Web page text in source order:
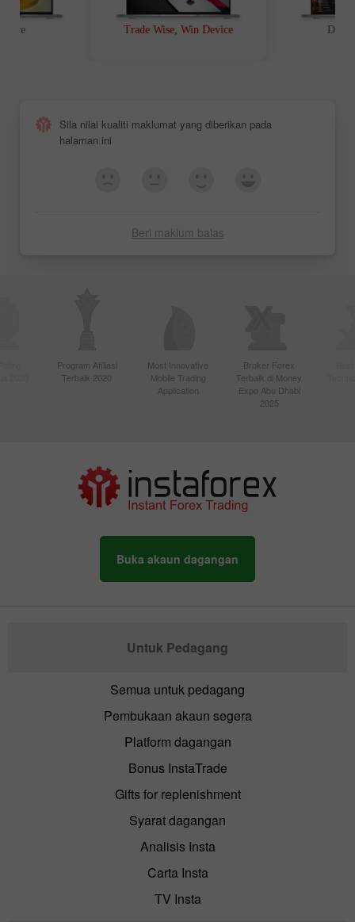
Race Trade Wise, Win Device
Sila nilai kualiti maklumat yang diberikan pada
halaman ini
Beri maklum balas
Program Afiliasi
Terbaik 2020
Most Innovative
Mobile Trading
Application
Broker Forex
Terbaik di Money
Expo Abu Dhabi
2025
Buka akaun dagangan
Untuk Pedagang
Semua untuk pedagang
Pembukaan akaun segera
Platform dagangan
Bonus InstaTrade
Gifts for replenishment
Syarat dagangan
Analisis Insta
Carta Insta
TV Insta